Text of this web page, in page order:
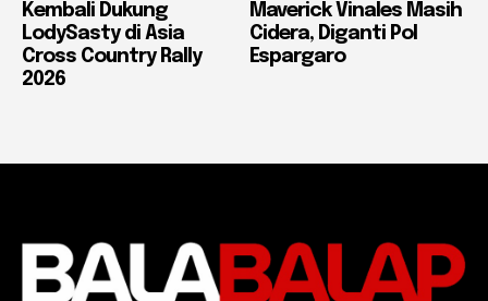
Kembali Dukung
LodySasty di Asia
Cross Country Rally
2026
Maverick Vinales Masih
Cidera, Diganti Pol
Espargaro